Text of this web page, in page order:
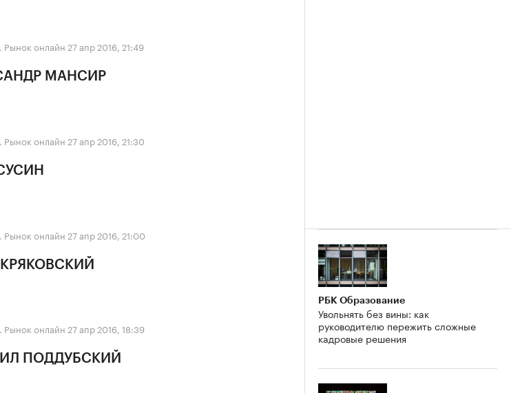
Рынок онлайн 27 апр 2016, 21:49
МАНСИР
Рынок онлайн 27 апр 2016, 21:30
Рынок онлайн 27 апр 2016, 21:00
Рынок онлайн 27 апр 2016, 18:39
ПОДДУБСКИЙ
РБК Образование
Увольнять без вины: как
руководителю пережить сложные
кадровые решения